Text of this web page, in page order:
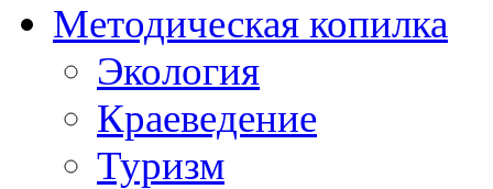
Методическая копилка
Экология
Краеведение
Туризм